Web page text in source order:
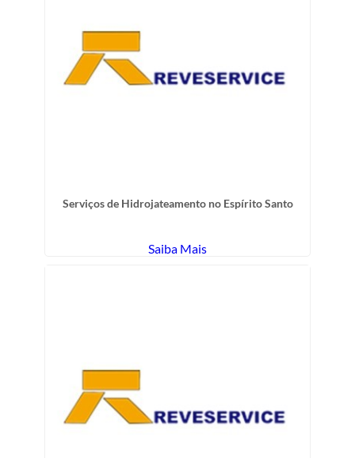
Serviços de Hidrojateamento no Espírito Santo
Saiba Mais